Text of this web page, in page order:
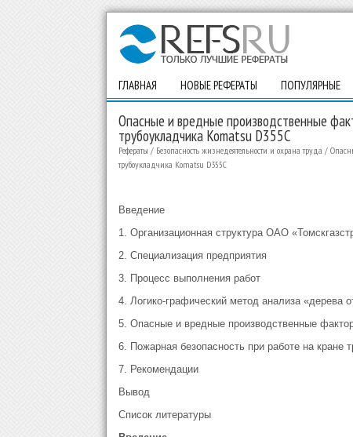
ГЛАВНАЯ НОВЫЕ РЕФЕРАТЫ ПОПУЛЯРНЫЕ
Опасные и вредные производственные
трубоукладчика Komatsu D355C
Рефераты / Безопасность жизнедеятельности и охрана труда /
трубоукладчика Komatsu D355C
Введение
1. Организационная структура ОАО
2. Специализация предприятия
3. Процесс выполнения работ
4. Логико-графический метод анализа «дерева
5. Опасные и вредные производственные
6. Пожарная безопасность при работе на кране
7. Рекомендации
Вывод
Список литературы